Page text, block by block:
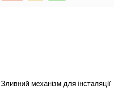
Зливний механізм для інсталяції